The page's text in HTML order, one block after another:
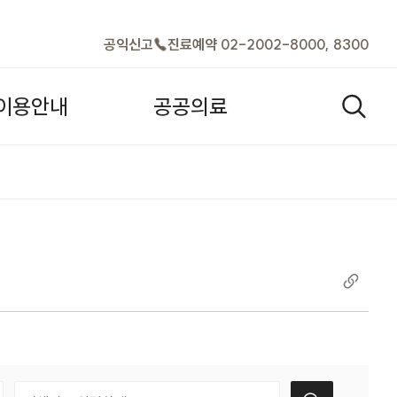
바로가기
공익신고 진료예약 02-2002-8000, 8300
용안내 공공의료 검색열기
검색어 입력